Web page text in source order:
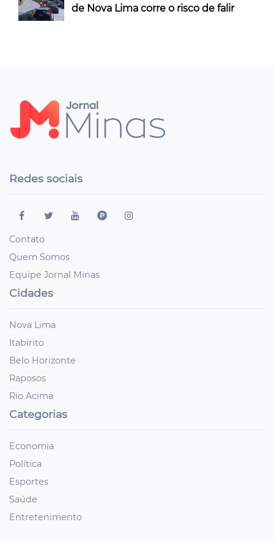
de Nova Lima corre o risco de falir
Redes sociais
Contato
Quem Somos
Equipe Jornal Minas
Cidades
Nova Lima
Itabirito
Belo Horizonte
Raposos
Rio Acima
Categorias
Economia
Política
Esportes
Saúde
Entretenimento